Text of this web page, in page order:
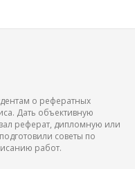
о рефератных
Дать объективную
реферат, дипломную или
советы по
работ.